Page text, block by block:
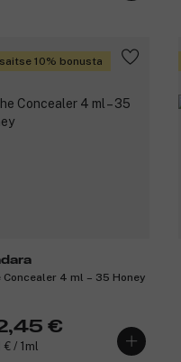
10% bonusta
Concealer 4 ml – 35 Honey
€
€ / 1ml